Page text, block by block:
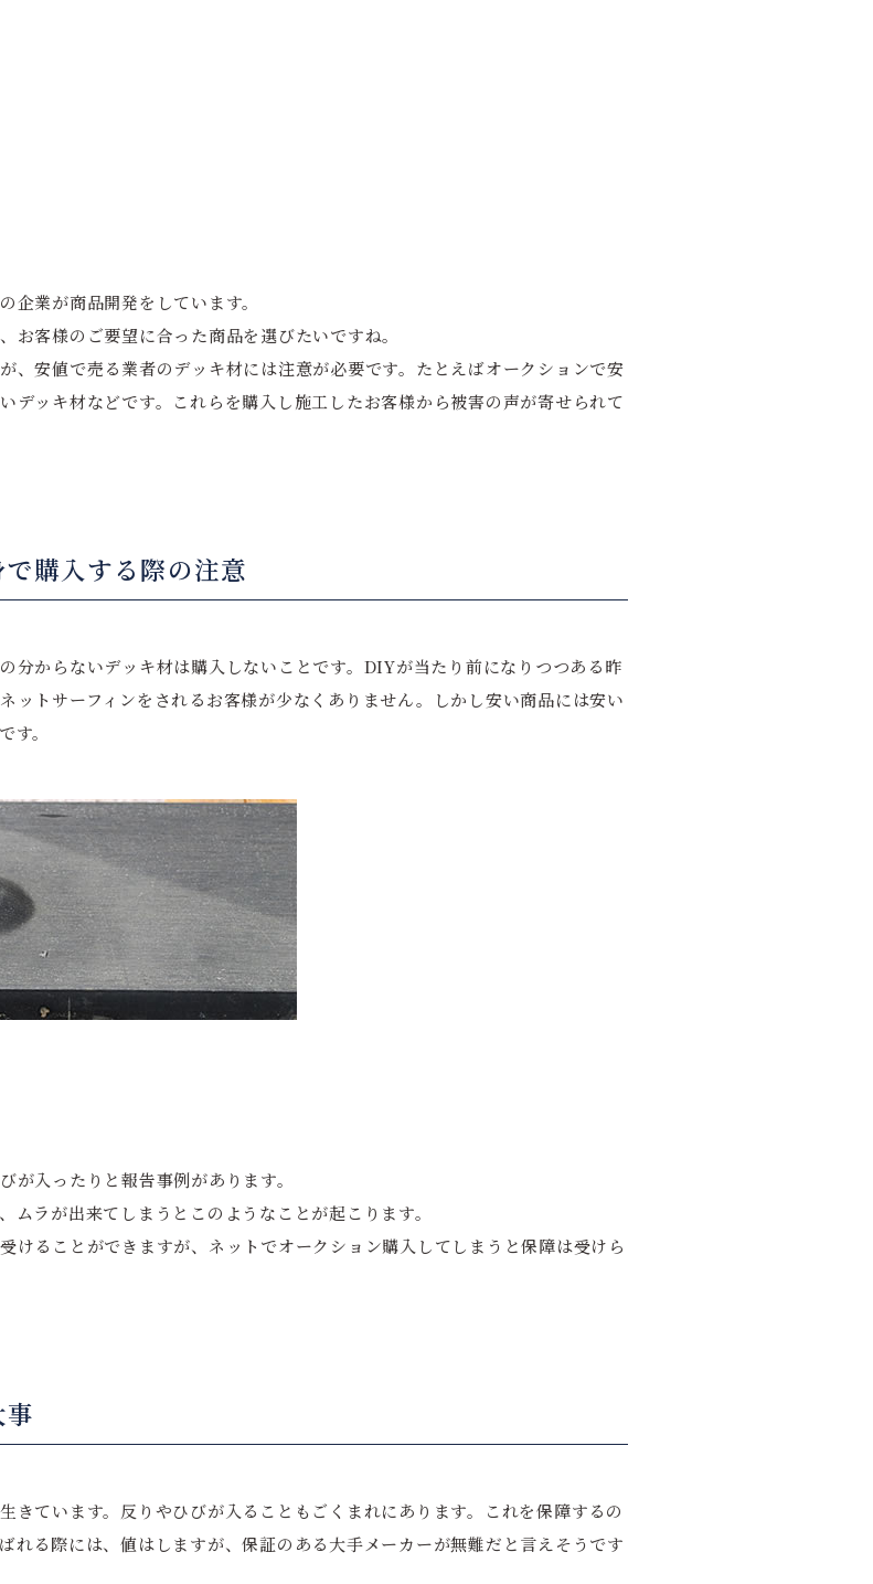
企業が商品開発をしています。
客様のご要望に合った商品を選びたいですね。
、安値で売る業者のデッキ材には注意が必要です。たとえばオークションで安
デッキ材などです。これらを購入し施工したお客様から被害の声が寄せられて
購入する際の注意
分からないデッキ材は購入しないことです。DIYが当たり前になりつつある昨
ットサーフィンをされるお客様が少なくありません。しかし安い商品には安い
す。
が入ったりと報告事例があります。
ラが出来てしまうとこのようなことが起こります。
けることができますが、ネットでオークション購入してしまうと保障は受けら
きています。反りやひびが入ることもごくまれにあります。これを保障するの
れる際には、値はしますが、保証のある大手メーカーが無難だと言えそうです